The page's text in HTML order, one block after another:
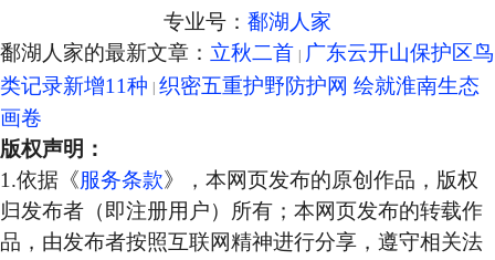
专业号： 鄱湖人家
鄱湖人家的最新文章： 立秋二首 广东云开山保护区鸟
类记录新增11种 织密五重护野防护网 绘就淮南生态
画卷
版权声明：
1.依据《服务条款》，本网页发布的原创作品，版权
归发布者（即注册用户）所有；本网页发布的转载作
品，由发布者按照互联网精神进行分享，遵守相关法